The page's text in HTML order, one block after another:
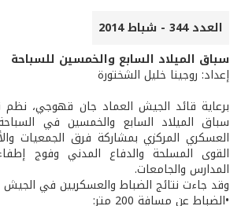
العدد 344 - شباط 2014
سباق الميلاد السابع والخمسين للسباحة
إعداد: روجينا خليل الشختورة
برعاية قائد الجيش العماد جان قهوجي، نظم
سباق الميلاد السابع والخمسين في
العسكري المركزي بمشاركة فرق الجمعيات
القوى المسلحة والدفاع المدني وفوج
المدارس والجامعات.
وقد جاءت نتائج الضباط والعسكريين في الجيش
•الضباط عن مسافة 200 متر: